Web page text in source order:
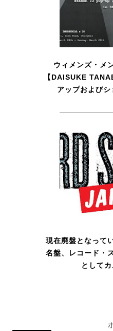
ウィメンズ・メ
【DAISUKE
アップおよび
現在廃盤となって
名盤、レコード・
として